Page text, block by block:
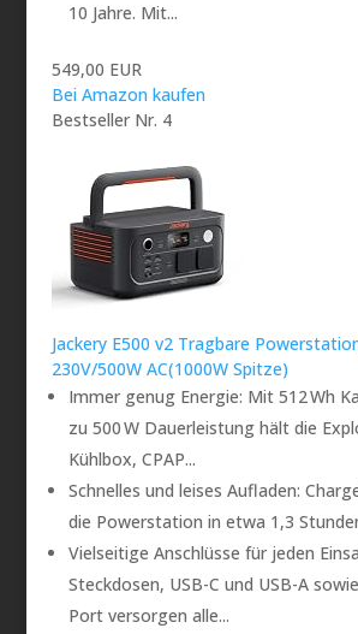
10 Jahre. Mit...
549,00 EUR
Bei Amazon kaufen
Bestseller Nr. 4
Jackery E500 v2 Tragbare
230V/500W AC(1000W Spitze)
Immer genug Energie: Mit 512 Wh
zu 500 W Dauerleistung hält die
Kühlbox, CPAP...
Schnelles und leises Aufladen:
die Powerstation in etwa 1,3
Vielseitige Anschlüsse für jeden
Steckdosen, USB-C und USB-A
Port versorgen alle...